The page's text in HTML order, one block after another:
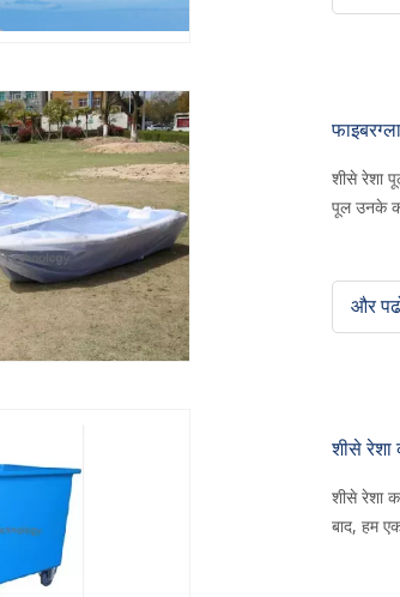
शीसे रेशा
पूल उनके
और
शीसे रेशा
शीसे रेशा
बाद, हम